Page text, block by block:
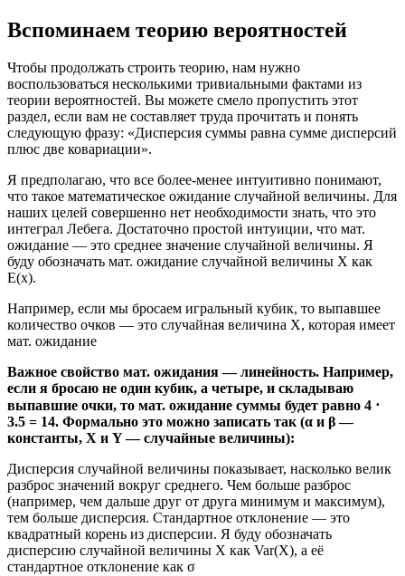
Вспоминаем теорию вероятностей
Чтобы продолжать строить теорию, нам нужно
воспользоваться несколькими тривиальными фактами из
теории вероятностей. Вы можете смело пропустить этот
раздел, если вам не составляет труда прочитать и понять
следующую фразу: «Дисперсия суммы равна сумме дисперсий
плюс две ковариации».
Я предполагаю, что все более-менее интуитивно понимают,
что такое математическое ожидание случайной величины. Для
наших целей совершенно нет необходимости знать, что это
интеграл Лебега. Достаточно простой интуиции, что мат.
ожидание — это среднее значение случайной величины. Я
буду обозначать мат. ожидание случайной величины X как
E(x).
Например, если мы бросаем игральный кубик, то выпавшее
количество очков — это случайная величина X, которая имеет
мат. ожидание
Важное свойство мат. ожидания — линейность. Например,
если я бросаю не один кубик, а четыре, и складываю
выпавшие очки, то мат. ожидание суммы будет равно 4 ⋅
3.5 = 14. Формально это можно записать так (α и β —
константы, X и Y — случайные величины):
Дисперсия случайной величины показывает, насколько велик
разброс значений вокруг среднего. Чем больше разброс
(например, чем дальше друг от друга минимум и максимум),
тем больше дисперсия. Стандартное отклонение — это
квадратный корень из дисперсии. Я буду обозначать
дисперсию случайной величины X как Var(X), а её
стандартное отклонение как σ